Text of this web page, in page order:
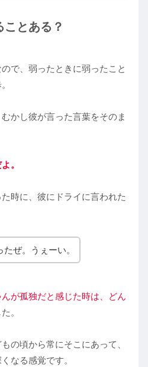
とある？
で、弱ったときに弱ったこと
かし彼が言った言葉をそのま
。
時に、彼にドライに言われた
ぜ。うぇーい。
んが孤独だと感じた時は
どん
。
の頃から常にそこにあって、
なる感覚です。